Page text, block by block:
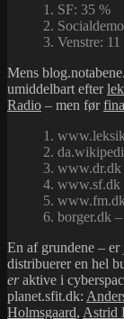
1. SF: 35 %
2.
3. Venstre:
Mens
umiddelbart efter
Radio – men før
1.
2.
3. www.dr.dk
4. www.sf.dk
5.
6. borger.dk
En af grundene –
distribuerer en hel
eraktive i
planet.sfit.dk:
Holmsgaard, Astrid